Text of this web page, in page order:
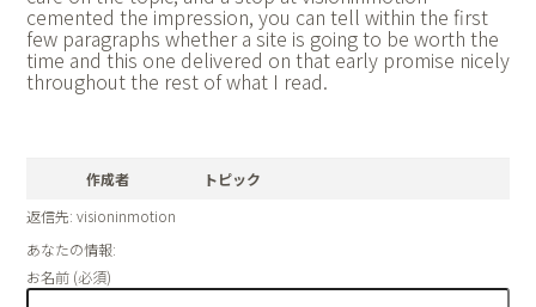
cemented the impression, you can tell within the first
few paragraphs whether a site is going to be worth the
time and this one delivered on that early promise nicely
throughout the rest of what I read.
作成者
トピック
返信先: visioninmotion
あなたの情報:
お名前 (必須)